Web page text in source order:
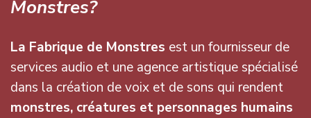
Monstres?
La Fabrique de Monstres est un fournisseur de
services audio et une agence artistique spécialisé
dans la création de voix et de sons qui rendent
monstres, créatures et personnages humains